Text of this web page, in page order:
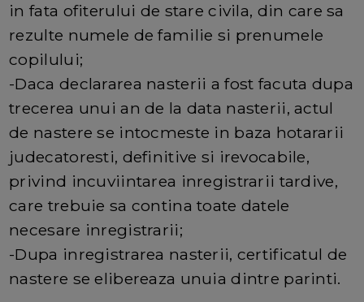
in fata ofiterului de stare civila, din care sa
rezulte numele de familie si prenumele
copilului;
-Daca declararea nasterii a fost facuta dupa
trecerea unui an de la data nasterii, actul
de nastere se intocmeste in baza hotararii
judecatoresti, definitive si irevocabile,
privind incuviintarea inregistrarii tardive,
care trebuie sa contina toate datele
necesare inregistrarii;
-Dupa inregistrarea nasterii, certificatul de
nastere se elibereaza unuia dintre parinti.